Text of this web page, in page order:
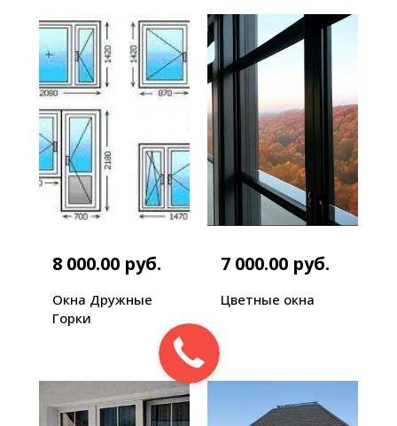
8 000.00 руб.
Окна Дружные
Горки
7 000.00 руб.
Цветные окна